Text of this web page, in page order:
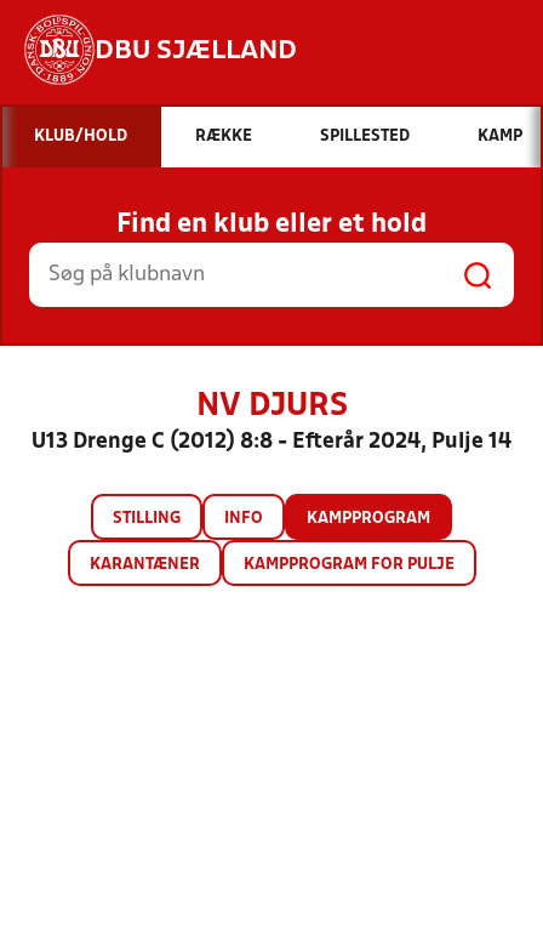
DBU SJÆLLAND
Hvad vil du søge efter?
INDHOLD OG NYHEDER
STILLINGER, RESULTATER, KLUBBER OG
HOLD
KLUB/HOLD RÆKKE SPILLESTED KAMP
Find en klub eller et hold
NV DJURS
U13 Drenge C (2012) 8:8 - Efterår 2024, Pulje 14
STILLING INFO KAMPPROGRAM
KARANTÆNER KAMPPROGRAM FOR PULJE